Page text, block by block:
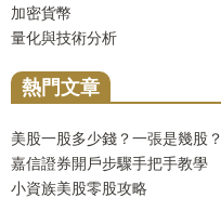
加密貨幣
量化與技術分析
熱門文章
美股一股多少錢？一張是幾股？
嘉信證券開戶步驟手把手教學
小資族美股零股攻略